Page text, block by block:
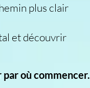
plus clair
et découvrir
où commencer.